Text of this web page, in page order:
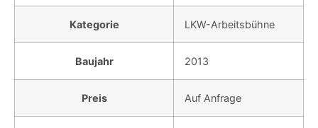
Kategorie LKW-Arbeitsbühne
Baujahr 2013
Preis Auf Anfrage